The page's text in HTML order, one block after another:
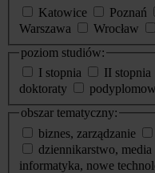
Katowice
Poznań
Warszawa
Wrocław
poziom studiów:
I stopnia
II stopnia
doktoraty
obszar tematyczny:
biznes, zarządzanie
dziennikarstwo, media
informatyka, nowe